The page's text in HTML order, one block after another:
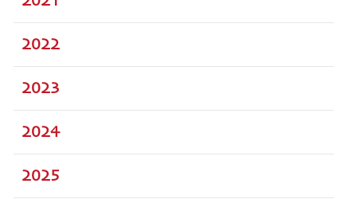
2022
2023
2024
2025